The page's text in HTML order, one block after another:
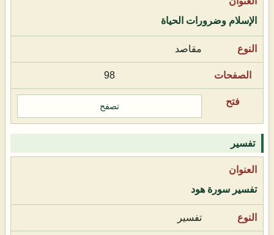
الإسلام وضرورات الحياة
مقاصد
98
تصفح
تفسير
تفسير سورة هود
تفسير